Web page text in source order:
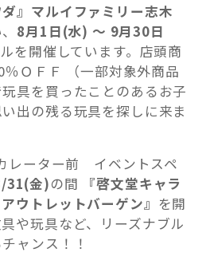
ダ』マルイファミリー志木
8月1日(水) ～ 9月30日
を開催しています。店頭商
ＯＦＦ （一部対象外商品
具を買ったことのあるお子
出の残る玩具を探しに来ま
レーター前 イベントスペ
31(金)の間
『啓文堂キャラ
ウトレットバーゲン』 を開
や玩具など、リーズナブル
ャンス！！